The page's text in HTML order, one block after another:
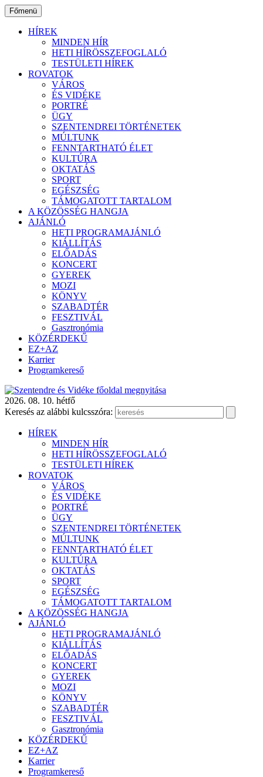
Ugrás
a
tartalomhoz
Főmenü
HÍREK
MINDEN HÍR
HETI HÍRÖSSZEFOGLALÓ
TESTÜLETI HÍREK
ROVATOK
VÁROS
ÉS VIDÉKE
PORTRÉ
ÜGY
SZENTENDREI TÖRTÉNETEK
MÚLTUNK
FENNTARTHATÓ ÉLET
KULTÚRA
OKTATÁS
SPORT
EGÉSZSÉG
TÁMOGATOTT TARTALOM
A KÖZÖSSÉG HANGJA
AJÁNLÓ
HETI PROGRAMAJÁNLÓ
KIÁLLÍTÁS
ELŐADÁS
KONCERT
GYEREK
MOZI
KÖNYV
SZABADTÉR
FESZTIVÁL
Gasztronómia
KÖZÉRDEKŰ
EZ+AZ
Karrier
Programkereső
2026. 08. 10. hétfő
Keresés az alábbi kulcsszóra:
HÍREK
MINDEN HÍR
HETI HÍRÖSSZEFOGLALÓ
TESTÜLETI HÍREK
ROVATOK
VÁROS
ÉS VIDÉKE
PORTRÉ
ÜGY
SZENTENDREI TÖRTÉNETEK
MÚLTUNK
FENNTARTHATÓ ÉLET
KULTÚRA
OKTATÁS
SPORT
EGÉSZSÉG
TÁMOGATOTT TARTALOM
A KÖZÖSSÉG HANGJA
AJÁNLÓ
HETI PROGRAMAJÁNLÓ
KIÁLLÍTÁS
ELŐADÁS
KONCERT
GYEREK
MOZI
KÖNYV
SZABADTÉR
FESZTIVÁL
Gasztronómia
KÖZÉRDEKŰ
EZ+AZ
Karrier
Programkereső